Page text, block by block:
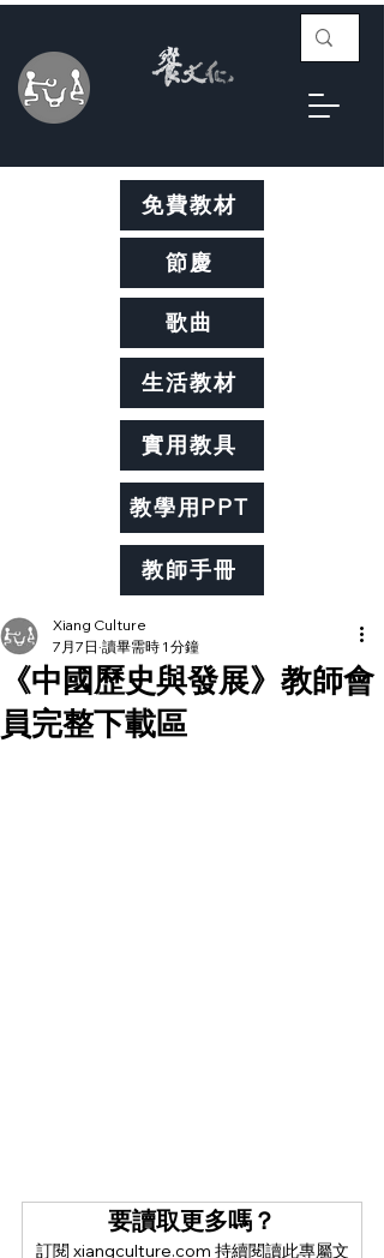
免費教材
實用教具
節慶
生活教材
歌曲
教學用PPT
教師手冊
《中國歷史與發展》教師會
員完整下載區
Xiang Culture
7月7日 讀畢需時 1 分鐘
要讀取更多嗎？
訂閱 xiangculture.com 持續閱讀此專屬文